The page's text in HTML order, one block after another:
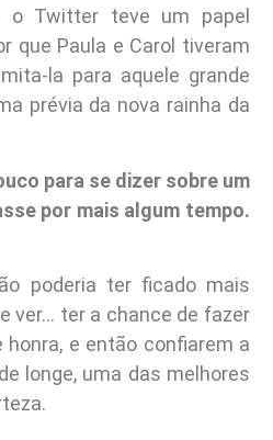
o Twitter teve um papel
que Paula e Carol tiveram
la para aquele grande
prévia da nova rainha da
para se dizer sobre um
por mais algum tempo.
poderia ter ficado mais
ver… ter a chance de fazer
e então confiarem a
longe, uma das melhores